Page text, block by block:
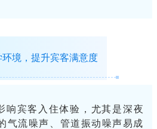
环境，提升宾客满意度
响宾客入住体验，尤其是深夜
气流噪声、管道振动噪声易成